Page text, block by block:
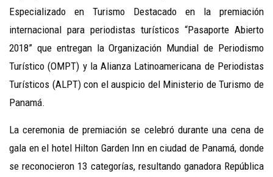
Especializado en Turismo Destacado en la premiación
internacional para periodistas turísticos “Pasaporte Abierto
2018” que entreganla Organización Mundial de Periodismo
Turístico (OMPT) y la Alianza Latinoamericana de Periodistas
Turísticos (ALPT) con el auspicio del Ministerio de Turismo de
Panamá.
La ceremonia de premiación se celebró durante una cena de
gala en el hotel Hilton Garden Inn en ciudad de Panamá, donde
se reconocieron 13 categorías, resultando ganadora República